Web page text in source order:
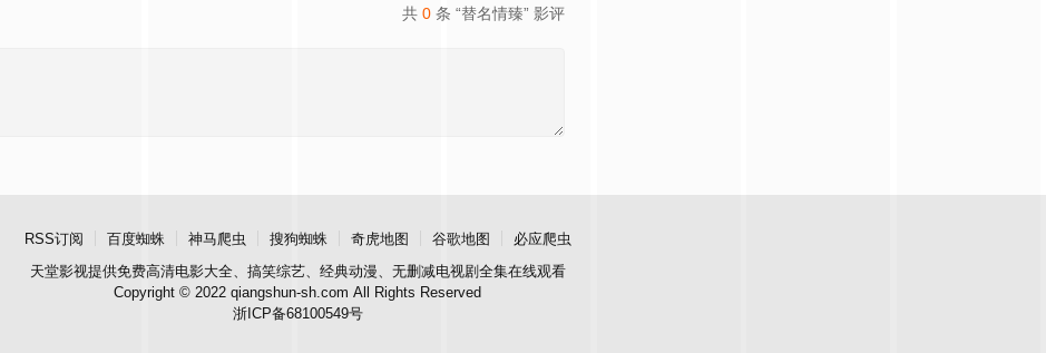
共 0 条 “替名情臻” 影评
RSS订阅 百度蜘蛛 神马爬虫 搜狗蜘蛛 奇虎地图 谷歌地图
必应爬虫
天堂影视提供免费高清电影大全、搞笑综艺、经典动漫、无删减电视剧全集在线观看
Copyright © 2022 qiangshun-sh.com All Rights Reserved
浙ICP备68100549号